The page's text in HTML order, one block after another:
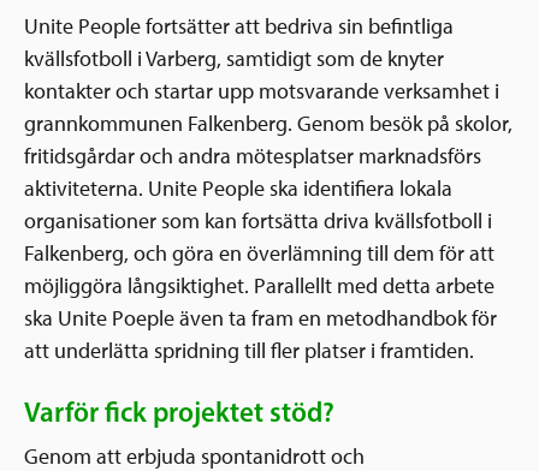
Unite People fortsätter att bedriva sin befintliga
kvällsfotboll i Varberg, samtidigt som de knyter
kontakter och startar upp motsvarande verksamhet i
grannkommunen Falkenberg. Genom besök på skolor,
fritidsgårdar och andra mötesplatser marknadsförs
aktiviteterna. Unite People ska identifiera lokala
organisationer som kan fortsätta driva kvällsfotboll i
Falkenberg, och göra en överlämning till dem för att
möjliggöra långsiktighet. Parallellt med detta arbete
ska Unite Poeple även ta fram en metodhandbok för
att underlätta spridning till fler platser i framtiden.
Varför fick projektet stöd?
Genom att erbjuda spontanidrott och